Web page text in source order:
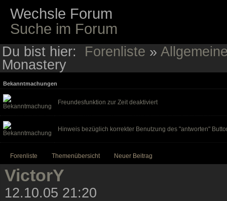
Wechsle Forum
Suche im Forum
Du bist hier: Forenliste »
Monastery
Bekanntmachungen
Freundesfunktion zur Zeit deaktiviert
Hinweis bezüglich korrekter Benutzung des "antworten"
Forenliste Themenübersicht Neuer Beitrag
VictorY
12.10.05 21:20